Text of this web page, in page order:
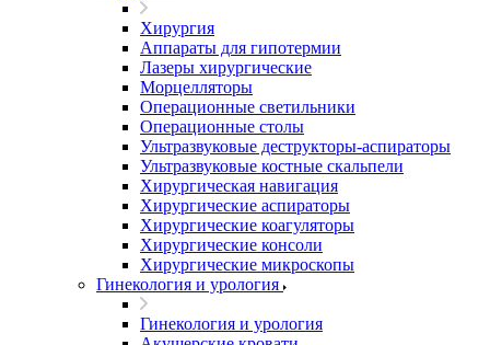
Хирургия
Аппараты для гипотермии
Лазеры хирургические
Морцелляторы
Операционные светильники
Операционные столы
Ультразвуковые деструкторы-аспираторы
Ультразвуковые костные скальпели
Хирургическая навигация
Хирургические аспираторы
Хирургические коагуляторы
Хирургические консоли
Хирургические микроскопы
Гинекология и урология
Гинекология и урология